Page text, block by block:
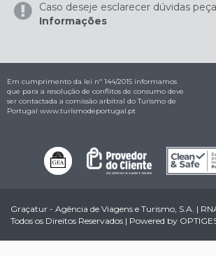
Caso deseje esclarecer dúvidas
Informações
Em cumprimento da lei nº 144/2015 informamos
que para a resolução de conflitos de consumo deve
ser contactada a comissão arbitral do Turismo de
Portugal www.turismodeportugal.pt
Graçatur - Agência de Viagens e Turismo, S.A. |
Todos os Direitos Reservados | Powered by